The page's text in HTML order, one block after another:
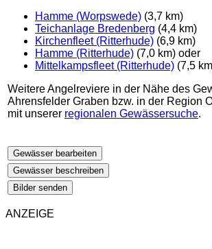
Hamme (Worpswede) (3,7 km)
Teichanlage Bredenberg (4,4 km)
Kirchenfleet (Ritterhude) (6,9 km)
Hamme (Ritterhude) (7,0 km) oder
Mittelkampsfleet (Ritterhude) (7,5
Weitere Angelreviere in der Nähe des
Ahrensfelder Graben bzw. in der Region
mit unserer regionalen Gewässersuche.
Gewässer bearbeiten
Gewässer beschreiben
Bilder senden
ANZEIGE